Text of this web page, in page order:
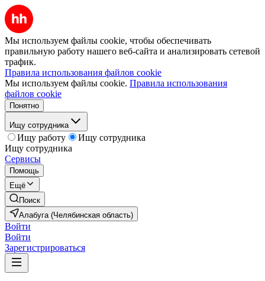
Мы используем файлы cookie, чтобы обеспечивать
правильную работу нашего веб-сайта и анализировать сетевой
трафик.
Правила использования файлов cookie
Мы используем файлы cookie. Правила использования
файлов cookie
Понятно
Ищу сотрудника
Ищу работу
Ищу сотрудника
Ищу сотрудника
Сервисы
Помощь
Ещё
Поиск
Алабуга (Челябинская область)
Войти
Войти
Зарегистрироваться